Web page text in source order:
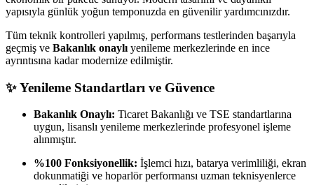
yapısıyla günlük yoğun temponuzda en güvenilir yardımcınızdır.
Tüm teknik kontrolleri yapılmış, performans testlerinden başarıyla
geçmiş ve Bakanlık onaylı yenileme merkezlerinde en ince
ayrıntısına kadar modernize edilmiştir.
✨ Yenileme Standartları ve Güvence
Bakanlık Onaylı: Ticaret Bakanlığı ve TSE standartlarına
uygun, lisanslı yenileme merkezlerinde profesyonel işleme
alınmıştır.
%100 Fonksiyonellik: İşlemci hızı, batarya verimliliği, ekran
dokunmatiği ve hoparlör performansı uzman teknisyenlerce